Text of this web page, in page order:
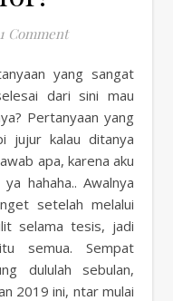
1 Comment
dari sini mau
Pertanyaan yang
jujur kalau ditanya
apa, karena aku
hahaha.. Awalnya
setelah melalui
selama tesis, jadi
semua. Sempat
dululah sebulan,
2019 ini, ntar mulai